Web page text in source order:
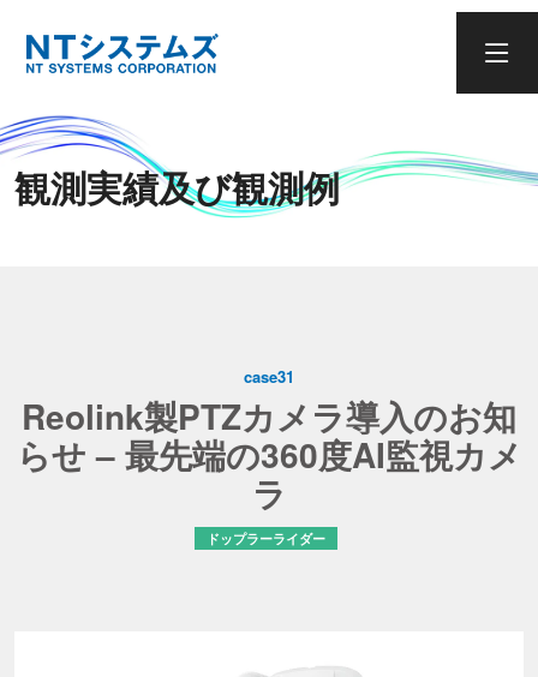
観測実績及び観測例
case31
Reolink製PTZカメラ導入のお知
らせ – 最先端の360度AI監視カメ
ラ